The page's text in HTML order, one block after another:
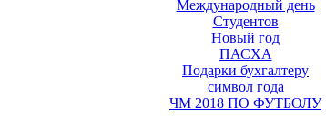
Международный день
Студентов
Новый год
ПАСХА
Подарки бухгалтеру
символ года
ЧМ 2018 ПО ФУТБОЛУ